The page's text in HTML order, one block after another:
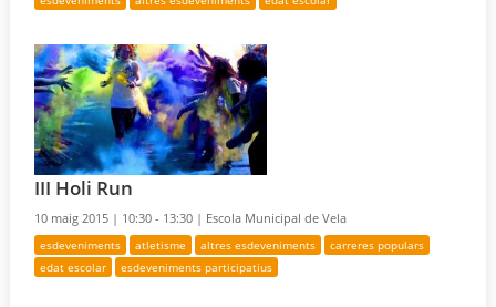
III Holi Run
10 maig 2015 | 10:30 - 13:30 | Escola Municipal de Vela
esdeveniments atletisme altres esdeveniments
carreres populars
edat escolar
esdeveniments participatius